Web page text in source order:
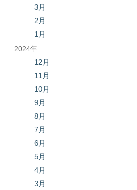
3月
2月
1月
2024年
12月
11月
10月
9月
8月
7月
6月
5月
4月
3月